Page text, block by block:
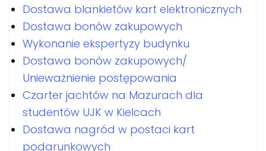
Dostawa blankietów kart elektronicznych
Dostawa bonów zakupowych
Wykonanie ekspertyzy budynku
Dostawa bonów zakupowych/
Unieważnienie postępowania
Czarter jachtów na Mazurach dla
studentów UJK w Kielcach
Dostawa nagród w postaci kart
podarunkowych